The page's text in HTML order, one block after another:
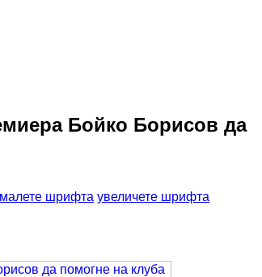
Бойко Борисов да
увеличете шрифта